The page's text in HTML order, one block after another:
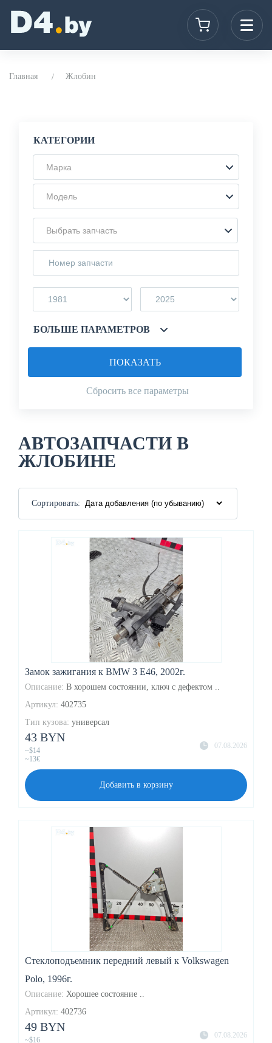
Главная Жлобин
КАТЕГОРИИ
Марка
Модель
Выбрать запчасть
БОЛЬШЕ ПАРАМЕТРОВ
Сбросить все параметры
ПОКАЗАТЬ
АВТОЗАПЧАСТИ В
ЖЛОБИНЕ
Сортировать:
Замок зажигания к BMW 3 E46, 2002г.
Описание: В хорошем состоянии, ключ с дефектом ..
Артикул: 402735
Тип кузова: универсал
07.08.2026
43 BYN
~$14
~13€
Добавить в корзину
Стеклоподъемник передний левый к Volkswagen
Polo, 1996г.
Описание: Хорошее состояние ..
Артикул: 402736
07.08.2026
49 BYN
~$16